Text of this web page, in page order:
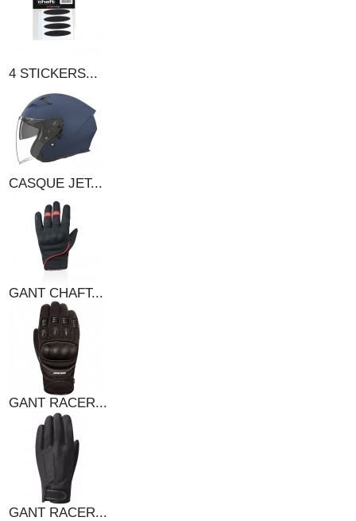
4 STICKERS...
CASQUE JET...
GANT CHAFT...
GANT RACER...
GANT RACER...